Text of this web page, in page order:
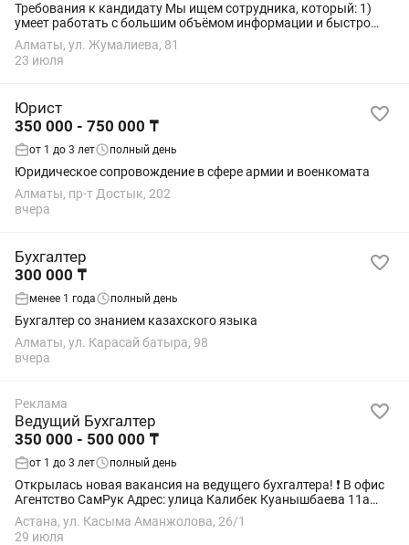
Требования к кандидату Мы ищем сотрудника, который: 1)
умеет работать с большим объёмом информации и быстро
ориентироваться в рабочих процессах; 2) заинтересован в
долгосрочной и стабильной...
Алматы, ул. Жумалиева, 81
23 июля
Юрист
350 000 - 750 000 ₸
от 1 до 3 лет полный день
Юридическое сопровождение в сфере армии и военкомата
Алматы, пр-т Достык, 202
вчера
Бухгалтер
300 000 ₸
менее 1 года полный день
Бухгалтер со знанием казахского языка
Алматы, ул. Карасай батыра, 98
вчера
Реклама
Ведущий Бухгалтер
350 000 - 500 000 ₸
от 1 до 3 лет полный день
Открылась новая вакансия на ведущего бухгалтера! ❗️ В офис
Агентство СамРук Адрес: улица Калибек Куанышбаева 11а
График работы: с 09:00 до 18:00, обед с 13:00 до 14:00, в
субботу и воскресенье...
Астана, ул. Касыма Аманжолова, 26/1
29 июля